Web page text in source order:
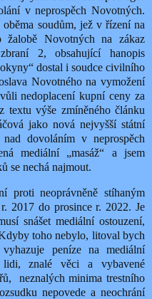
v neprospěch Novotných.
oběma soudům, jež v řízení na
žalobě Novotných na zákaz
2, obsahující hanopis
dostal i soudce civilního
Novotného na vymožení
nedoplacení kupní ceny za
výše zmíněného článku
jako nová nejvyšší státní
dovoláním v neprospěch
mediální „masáž“ a jsem
se nechá najmout.
proti neoprávněně stíhaným
2017 do prosince r. 2022. Je
snášet mediální ostouzení,
toho nebylo, litoval bych
peníze na mediální
znalé věci a vybavené
neznalých minima trestního
nepovede a neochrání